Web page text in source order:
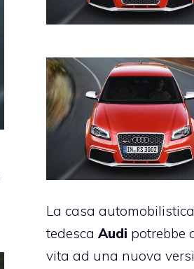
La casa
tedescaAudi potrebbe
vita ad una nuova